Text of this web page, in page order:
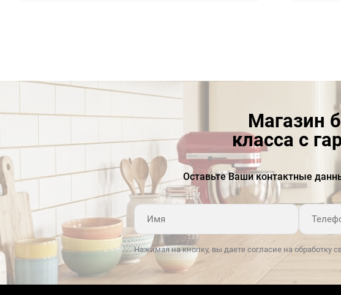
Размеры
Система
Таймер
Термостат
Тип управления
Внутреннее
Магазин
класса с
Оставьте Ваши контактные
Нажимая на кнопку, вы даете согласие на обработку